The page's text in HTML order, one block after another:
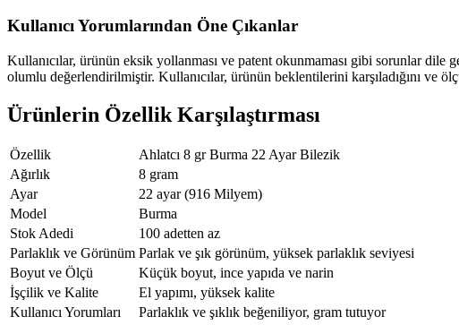
Kullanıcı Yorumlarından Öne Çıkanlar
Kullanıcılar, ürünün eksik yollanması ve patent okunmaması gibi sorunlar
olumlu değerlendirilmiştir. Kullanıcılar, ürünün beklentilerini karşıladığını ve
Ürünlerin Özellik Karşılaştırması
Özellik Ahlatcı 8 gr Burma 22 Ayar Bilezik
Ağırlık
8 gram
Ayar
22 ayar (916 Milyem)
Model
Burma
Stok Adedi
100 adetten az
Parlaklık ve Görünüm Parlak ve şık görünüm, yüksek parlaklık seviyesi
Boyut ve Ölçü
Küçük boyut, ince yapıda ve narin
İşçilik ve Kalite
El yapımı, yüksek kalite
Kullanıcı Yorumları
Parlaklık ve şıklık beğeniliyor, gram tutuyor